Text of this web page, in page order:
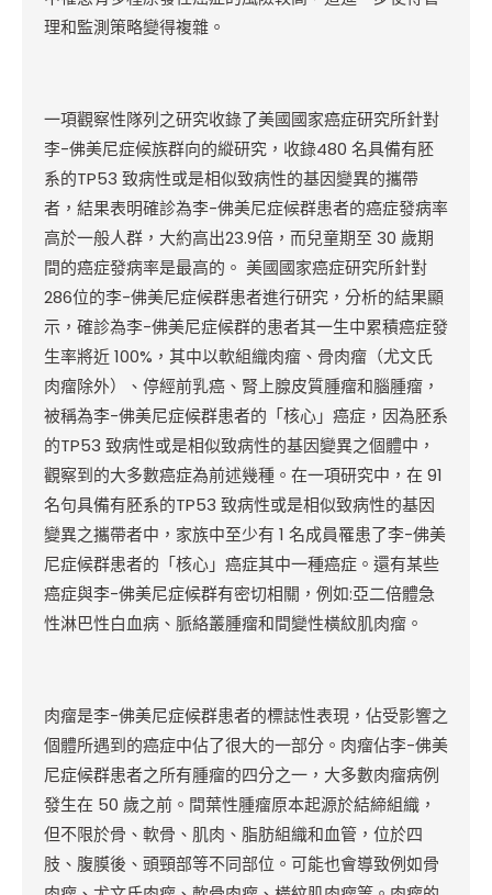
理和監測策略變得複雜。
一項觀察性隊列之研究收錄了美國國家癌症研究所針對
李-佛美尼症候族群向的縱研究，收錄480 名具備有胚
系的TP53 致病性或是相似致病性的基因變異的攜帶
者，結果表明確診為李-佛美尼症候群患者的癌症發病率
高於一般人群，大約高出23.9倍，而兒童期至 30 歲期
間的癌症發病率是最高的。 美國國家癌症研究所針對
286位的李-佛美尼症候群患者進行研究，分析的結果顯
示，確診為李-佛美尼症候群的患者其一生中累積癌症發
生率將近 100%，其中以軟組織肉瘤、骨肉瘤（尤文氏
肉瘤除外）、停經前乳癌、腎上腺皮質腫瘤和腦腫瘤，
被稱為李-佛美尼症候群患者的「核心」癌症，因為胚系
的TP53 致病性或是相似致病性的基因變異之個體中，
觀察到的大多數癌症為前述幾種。在一項研究中，在 91
名句具備有胚系的TP53 致病性或是相似致病性的基因
變異之攜帶者中，家族中至少有 1 名成員罹患了李-佛美
尼症候群患者的「核心」癌症其中一種癌症。還有某些
癌症與李-佛美尼症候群有密切相關，例如:亞二倍體急
性淋巴性白血病、脈絡叢腫瘤和間變性橫紋肌肉瘤。
肉瘤是李-佛美尼症候群患者的標誌性表現，佔受影響之
個體所遇到的癌症中佔了很大的一部分。肉瘤佔李-佛美
尼症候群患者之所有腫瘤的四分之一，大多數肉瘤病例
發生在 50 歲之前。間葉性腫瘤原本起源於結締組織，
但不限於骨、軟骨、肌肉、脂肪組織和血管，位於四
肢、腹膜後、頭頸部等不同部位。可能也會導致例如骨